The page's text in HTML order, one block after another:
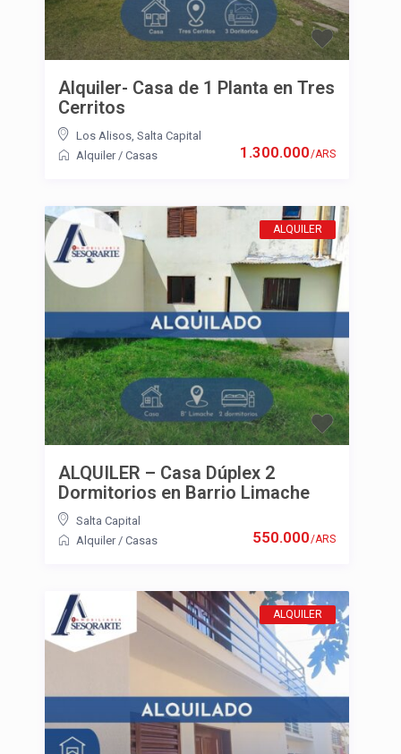
1.300.000/ARS
Alquiler- Casa de 1 Planta en Tres
Cerritos
Los Alisos Salta Capital
Alquiler/ Casas
ALQUILER
550.000/ARS
ALQUILER – Casa Dúplex 2
Dormitorios en Barrio Limache
Salta Capital
Alquiler/ Casas
ALQUILER